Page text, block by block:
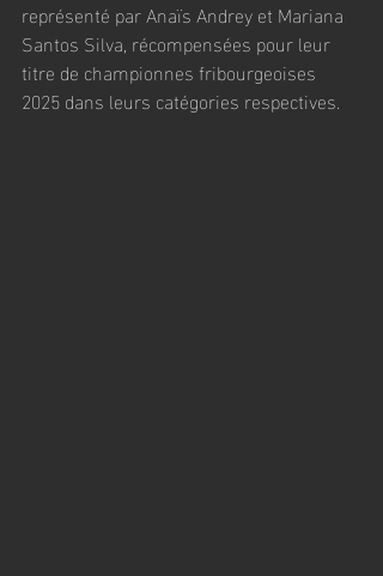
représenté par Anaïs Andrey et Mariana
Santos Silva, récompensées pour leur
titre de championnes fribourgeoises
2025 dans leurs catégories respectives.